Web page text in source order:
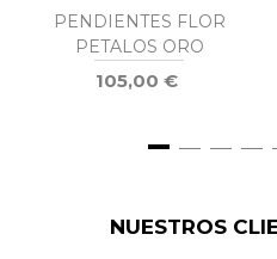
PENDIENTES FLOR
PETALOS ORO
105,00 €
NUESTROS